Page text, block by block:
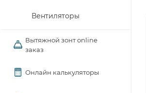
Вентиляторы
Вытяжной зонт online
заказ
Онлайн калькуляторы